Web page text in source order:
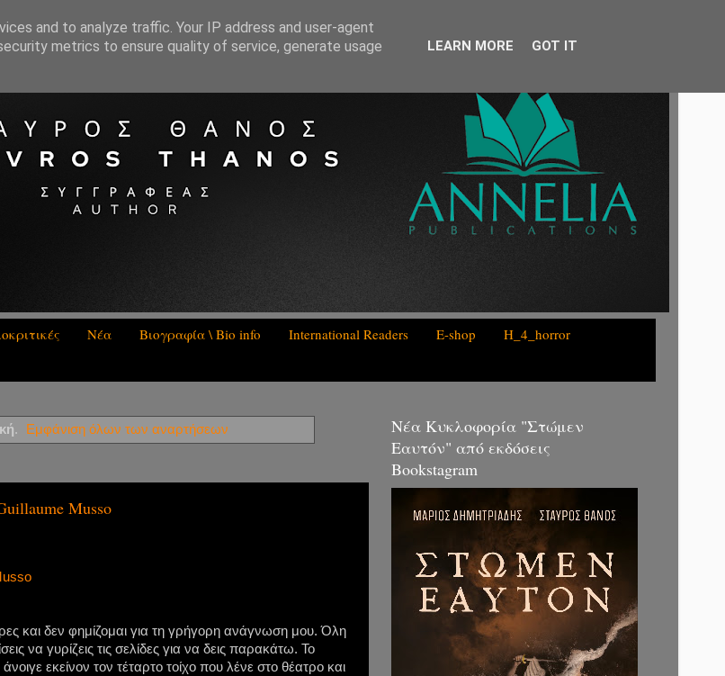
Νέα Βιογραφία \ Bio info International Readers E-shop
H_4_horror
. Εμφάνιση όλων των αναρτήσεων
Musso
και δεν φημίζομαι για τη γρήγορη ανάγνωση μου. Όλη
να γυρίζεις τις σελίδες για να δεις παρακάτω. Το
εκείνον τον τέταρτο τοίχο που λένε στο θέατρο και
Νέα Κυκλοφορία "Στώμεν
Εαυτόν" από εκδόσεις
Bookstagram
and to analyze traffic. Your IP address and user-agent
metrics to ensure quality of service, generate usage
LEARN MORE GOT IT